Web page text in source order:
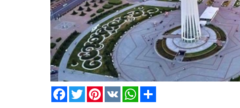
FacebookTwitterPinterest
VK WhatsApp